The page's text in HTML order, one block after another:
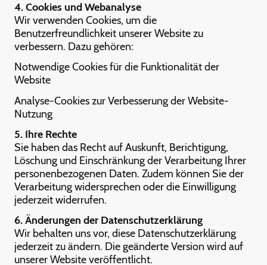
4. Cookies und Webanalyse
Wir verwenden Cookies, um die
Benutzerfreundlichkeit unserer Website zu
verbessern. Dazu gehören:
Notwendige Cookies für die Funktionalität der
Website
Analyse-Cookies zur Verbesserung der Website-
Nutzung
5. Ihre Rechte
Sie haben das Recht auf Auskunft, Berichtigung,
Löschung und Einschränkung der Verarbeitung Ihrer
personenbezogenen Daten. Zudem können Sie der
Verarbeitung widersprechen oder die Einwilligung
jederzeit widerrufen.
6. Änderungen der Datenschutzerklärung
Wir behalten uns vor, diese Datenschutzerklärung
jederzeit zu ändern. Die geänderte Version wird auf
unserer Website veröffentlicht.